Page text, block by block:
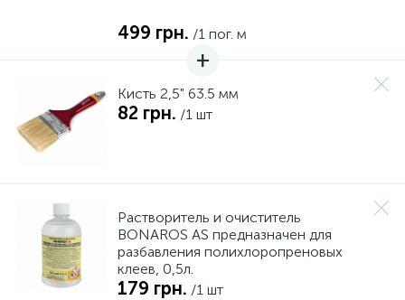
499 грн. /1 пог. м
Кисть 2,5" 63.5 мм
82 грн. /1 шт
Растворитель и очиститель
BONAROS AS предназначен для
разбавления полихлоропреновых
клеев, 0,5л.
179 грн. /1 шт